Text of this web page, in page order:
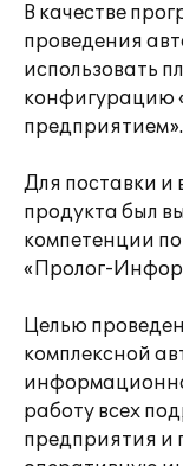
В качестве
проведения
использовать
конфигурацию
предприятием».
Для поставки и
продукта был
компетенции
«Пролог-
Целью
комплексной
работу всех
предприятия и